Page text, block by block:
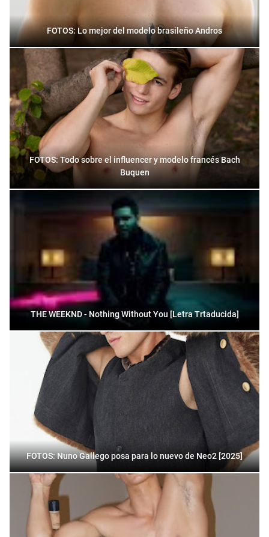
FOTOS: Lo mejor del modelo brasileño Andros
FOTOS: Todo sobre el influencer y modelo francés Bach
Buquen
THE WEEKND - Nothing Without You [Letra Trtaducida]
FOTOS: Nuno Gallego posa para lo nuevo de Neo2 [2025]